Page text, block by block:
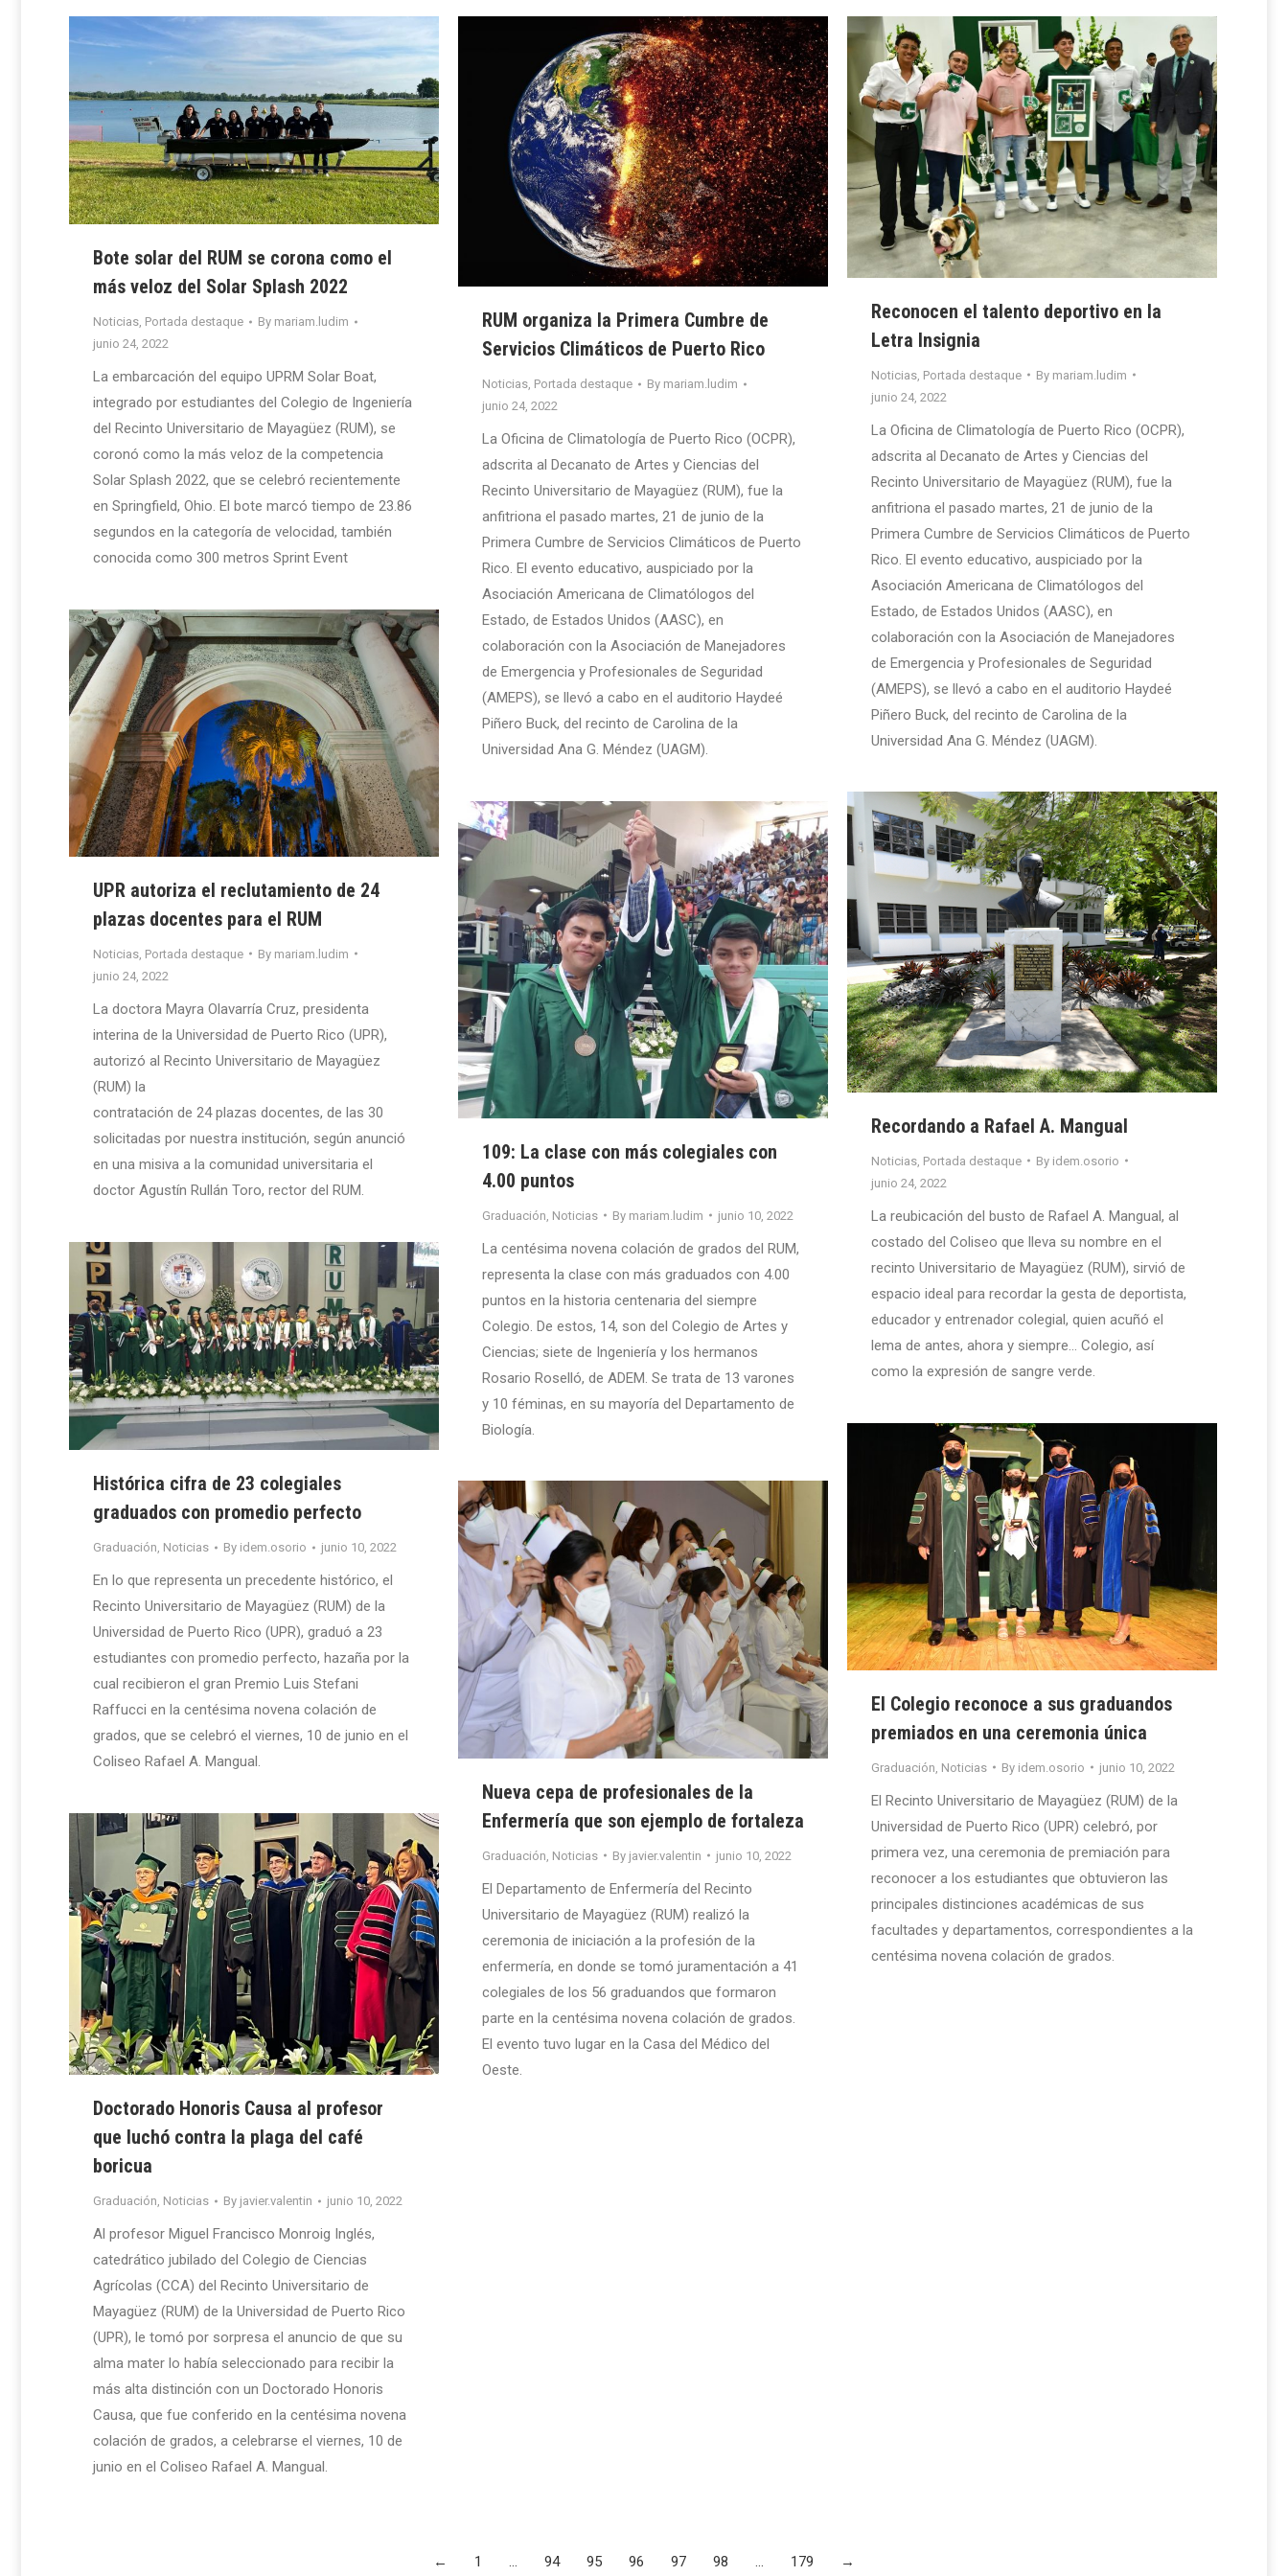
Bote solar del RUM se corona como el
más veloz del Solar Splash 2022
Noticias, Portada destaque By mariam.ludim
junio 24, 2022
La embarcación del equipo UPRM Solar Boat,
integrado por estudiantes del Colegio de Ingeniería
del Recinto Universitario de Mayagüez (RUM), se
coronó como la más veloz de la competencia
Solar Splash 2022, que se celebró recientemente
en Springfield, Ohio. El bote marcó tiempo de 23.86
segundos en la categoría de velocidad, también
conocida como 300 metros Sprint Event
RUM organiza la Primera Cumbre de
Servicios Climáticos de Puerto Rico
Noticias, Portada destaque By mariam.ludim
junio 24, 2022
La Oficina de Climatología de Puerto Rico (OCPR),
adscrita al Decanato de Artes y Ciencias del
Recinto Universitario de Mayagüez (RUM), fue la
anfitriona el pasado martes, 21 de junio de la
Primera Cumbre de Servicios Climáticos de Puerto
Rico. El evento educativo, auspiciado por la
Asociación Americana de Climatólogos del
Estado, de Estados Unidos (AASC), en
colaboración con la Asociación de Manejadores
de Emergencia y Profesionales de Seguridad
(AMEPS), se llevó a cabo en el auditorio Haydeé
Piñero Buck, del recinto de Carolina de la
Universidad Ana G. Méndez (UAGM).
Reconocen el talento deportivo en la
Letra Insignia
Noticias Portada destaque By mariam.ludim
junio 24, 2022
La Oficina de Climatología de Puerto Rico (OCPR),
adscrita al Decanato de Artes y Ciencias del
Recinto Universitario de Mayagüez (RUM), fue la
anfitriona el pasado martes, 21 de junio de la
Primera Cumbre de Servicios Climáticos de Puerto
Rico. El evento educativo, auspiciado por la
Asociación Americana de Climatólogos del
Estado, de Estados Unidos (AASC), en
colaboración con la Asociación de Manejadores
de Emergencia y Profesionales de Seguridad
(AMEPS), se llevó a cabo en el auditorio Haydeé
Piñero Buck, del recinto de Carolina de la
Universidad Ana G. Méndez (UAGM).
UPR autoriza el reclutamiento de 24
plazas docentes para el RUM
Noticias Portada destaque By mariam.ludim
junio 24, 2022
La doctora Mayra Olavarría Cruz, presidenta
interina de la Universidad de Puerto Rico (UPR),
autorizó al Recinto Universitario de Mayagüez
(RUM) la
contratación de 24 plazas docentes, de las 30
solicitadas por nuestra institución, según anunció
en una misiva a la comunidad universitaria el
doctor Agustín Rullán Toro, rector del RUM.
Recordando a Rafael A. Mangual
Noticias Portada destaque By idem.osorio
junio 24, 2022
La reubicación del busto de Rafael A. Mangual, al
costado del Coliseo que lleva su nombre en el
recinto Universitario de Mayagüez (RUM), sirvió de
espacio ideal para recordar la gesta de deportista,
educador y entrenador colegial, quien acuñó el
lema de antes, ahora y siempre… Colegio, así
como la expresión de sangre verde.
109: La clase con más colegiales con
4.00 puntos
Graduación Noticias By mariam.ludim junio 10, 2022
La centésima novena colación de grados del RUM,
representa la clase con más graduados con 4.00
puntos en la historia centenaria del siempre
Colegio. De estos, 14, son del Colegio de Artes y
Ciencias; siete de Ingeniería y los hermanos
Rosario Roselló, de ADEM. Se trata de 13 varones
y 10 féminas, en su mayoría del Departamento de
Biología.
Histórica cifra de 23 colegiales
graduados con promedio perfecto
Graduación, Noticias By idem.osorio junio 10, 2022
En lo que representa un precedente histórico, el
Recinto Universitario de Mayagüez (RUM) de la
Universidad de Puerto Rico (UPR), graduó a 23
estudiantes con promedio perfecto, hazaña por la
cual recibieron el gran Premio Luis Stefani
Raffucci en la centésima novena colación de
grados, que se celebró el viernes, 10 de junio en el
Coliseo Rafael A. Mangual.
El Colegio reconoce a sus graduandos
premiados en una ceremonia única
Graduación Noticias By idem.osorio junio 10, 2022
El Recinto Universitario de Mayagüez (RUM) de la
Universidad de Puerto Rico (UPR) celebró, por
primera vez, una ceremonia de premiación para
reconocer a los estudiantes que obtuvieron las
principales distinciones académicas de sus
facultades y departamentos, correspondientes a la
centésima novena colación de grados.
Nueva cepa de profesionales de la
Enfermería que son ejemplo de fortaleza
Graduación Noticias By javier.valentin junio 10, 2022
El Departamento de Enfermería del Recinto
Universitario de Mayagüez (RUM) realizó la
ceremonia de iniciación a la profesión de la
enfermería, en donde se tomó juramentación a 41
colegiales de los 56 graduandos que formaron
parte en la centésima novena colación de grados.
El evento tuvo lugar en la Casa del Médico del
Oeste.
Doctorado Honoris Causa al profesor
que luchó contra la plaga del café
boricua
Graduación, Noticias By javier.valentin junio 10, 2022
Al profesor Miguel Francisco Monroig Inglés,
catedrático jubilado del Colegio de Ciencias
Agrícolas (CCA) del Recinto Universitario de
Mayagüez (RUM) de la Universidad de Puerto Rico
(UPR), le tomó por sorpresa el anuncio de que su
alma mater lo había seleccionado para recibir la
más alta distinción con un Doctorado Honoris
Causa, que fue conferido en la centésima novena
colación de grados, a celebrarse el viernes, 10 de
junio en el Coliseo Rafael A. Mangual.
← 1 94 95 96 97 98 179 →